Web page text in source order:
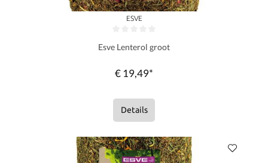
ESVE
Esve Lenterol groot
€ 19,49*
Details